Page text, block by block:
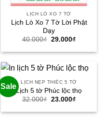
LỊCH LÒ XO 7 TỜ
Lịch Lò Xo 7 Tờ Lời Phật
Dạy
40.000₫ Giá
là:
29.000₫Giá
tại
29.000₫.
Sale
LỊCH NẸP THIẾC 5 TỜ
Lịch 5 tờ Phúc lộc thọ
32.000₫ Giá
là:
23.000₫Giá
tại